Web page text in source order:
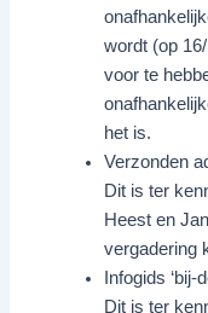
wordt (op
voor te
het is.
Verzonden
Dit is ter
Heest en
vergadering
Infogids ‘bij-
Dit is ter